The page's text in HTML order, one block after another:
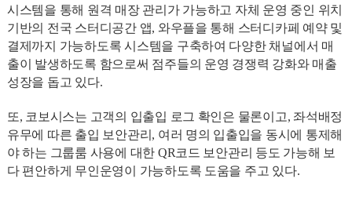
시스템을 통해 원격 매장 관리가 가능하고 자체 운영 중인 위치
기반의 전국 스터디공간 앱, 와우플을 통해 스터디카페 예약 및
결제까지 가능하도록 시스템을 구축하여 다양한 채널에서 매
출이 발생하도록 함으로써 점주들의 운영 경쟁력 강화와 매출
성장을 돕고 있다.
또, 코보시스는 고객의 입출입 로그 확인은 물론이고, 좌석배정
유무에 따른 출입 보안관리, 여러 명의 입출입을 동시에 통제해
야 하는 그룹룸 사용에 대한 QR코드 보안관리 등도 가능해 보
다 편안하게 무인운영이 가능하도록 도움을 주고 있다.